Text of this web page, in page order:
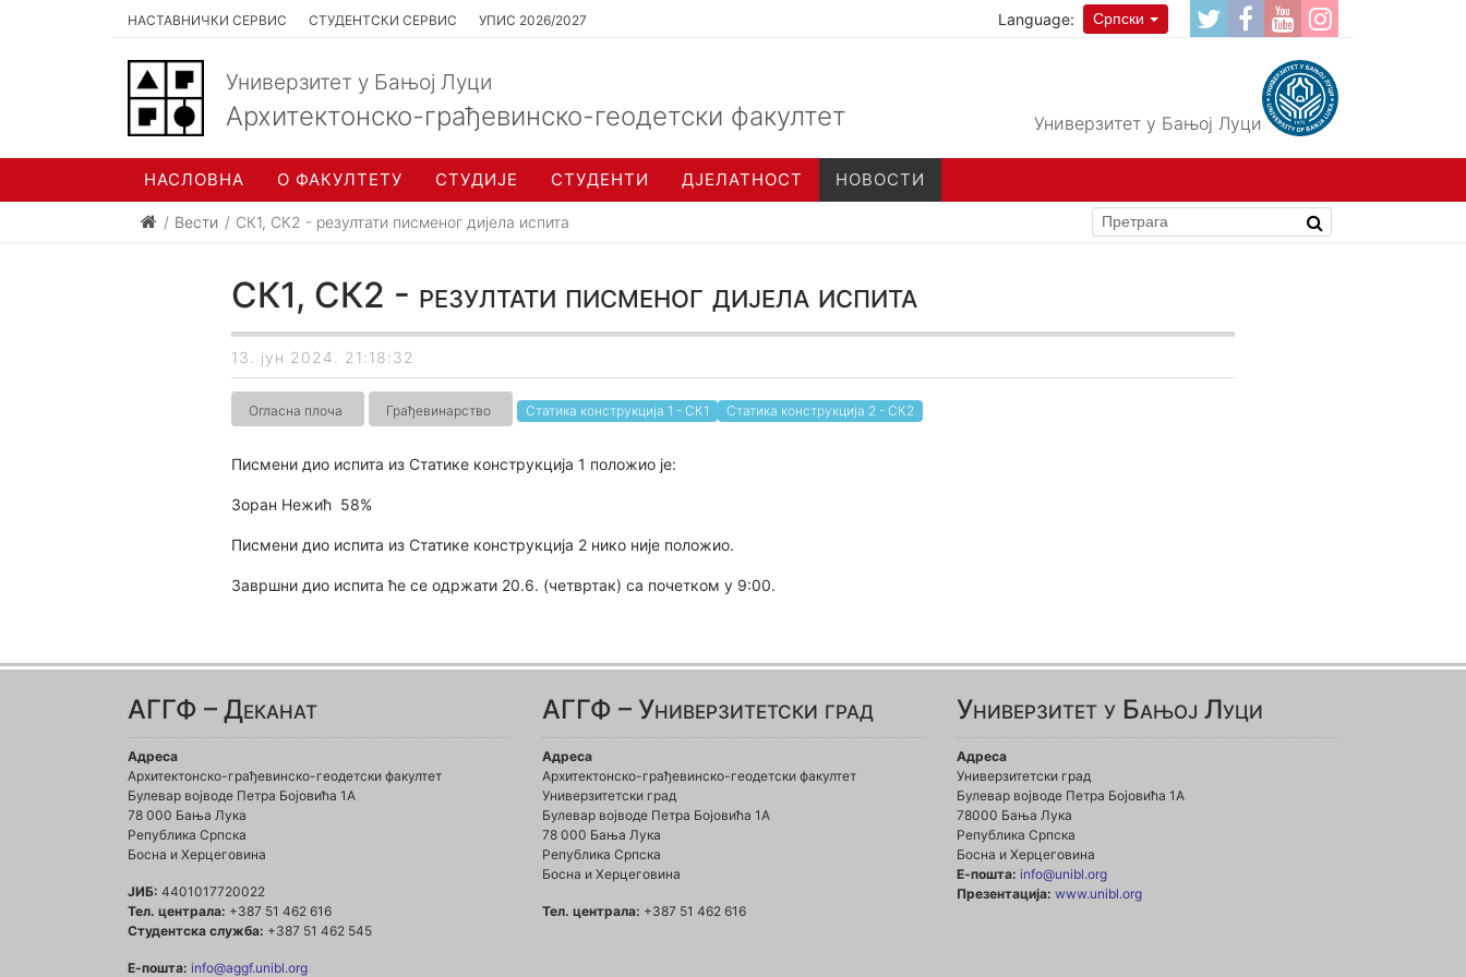
НАСТАВНИЧКИ СЕРВИС СТУДЕНТСКИ СЕРВИС УПИС 2026/2027 Language: Српски
Универзитет у Бањој Луци
Архитектонско-грађевинско-геодетски факултет Универзитет у Бањој Луци
НАСЛОВНА О ФАКУЛТЕТУ СТУДИЈЕ СТУДЕНТИ ДЈЕЛАТНОСТ НОВОСТИ
Вести СК1, СК2 - резултати писменог дијела испита
СК1, СК2 - резултати писменог дијела испита
13. јун 2024. 21:18:32
Огласна плоча Грађевинарство Статика конструкција 1 - СК1 Статика конструкција 2 - СК2
Писмени дио испита из Статике конструкција 1 положио је:
Зоран Нежић 58%
Писмени дио испита из Статике конструкција 2 нико није положио.
Завршни дио испита ће се одржати 20.6. (четвртак) са почетком у 9:00.
АГГФ – Деканат
Адреса
Архитектонско-грађевинско-геодетски факултет
Булевар војводе Петра Бојовића 1A
78 000 Бања Лука
Република Српска
Босна и Херцеговина
ЈИБ: 4401017720022
Тел. централа: +387 51 462 616
Студентска служба: +387 51 462 545
Е-пошта: info@aggf.unibl.org
АГГФ – Универзитетски град
Адреса
Архитектонско-грађевинско-геодетски факултет
Универзитетски град
Булевар војводе Петра Бојовића 1A
78 000 Бања Лука
Република Српска
Босна и Херцеговина
Тел. централа: +387 51 462 616
Универзитет у Бањој Луци
Адреса
Универзитетски град
Булевар војводе Петра Бојовића 1А
78000 Бања Лука
Република Српска
Босна и Херцеговина
Е-пошта: info@unibl.org
Презентација: www.unibl.org